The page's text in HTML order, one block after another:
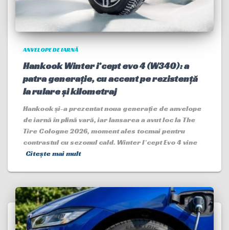
ANVELOPE DE IARNĂ
Hankook Winter i*cept evo 4 (W340): a
patra generație, cu accent pe rezistență
la rulare și kilometraj
Hankook și-a prezentat noua generație de anvelope
de iarnă în plină vară, iar lansarea a avut loc la The
Tire Cologne 2026, moment ales tocmai pentru
contrastul cu sezonul cald. Winter I*cept Evo 4 vine
Citește mai mult